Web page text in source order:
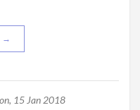
→
15 Jan 2018